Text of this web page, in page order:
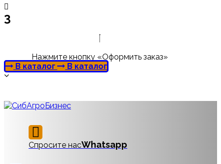
3
Нажмите кнопку «Оформить заказ»
В каталог
В каталог
Спросите насWhatsapp